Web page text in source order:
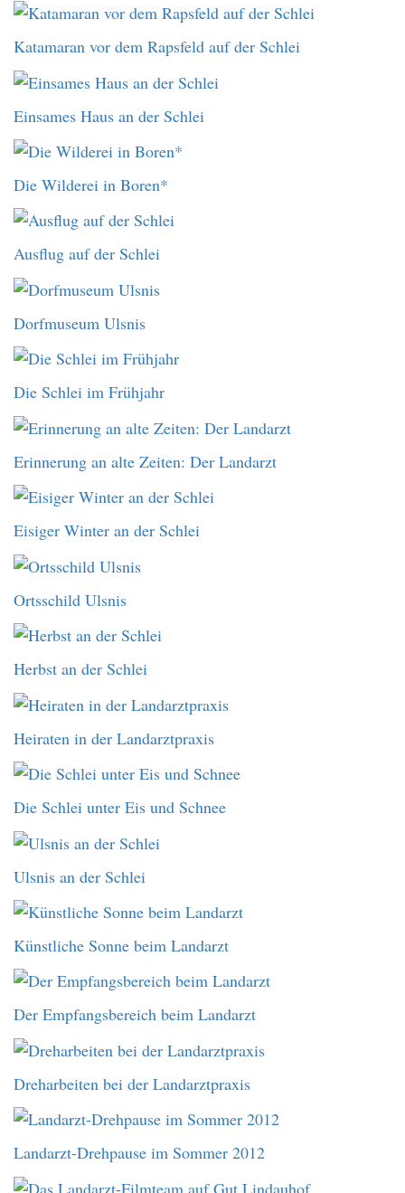
Katamaran vor dem Rapsfeld auf der Schlei
Einsames Haus an der Schlei
Die Wilderei in Boren*
Ausflug auf der Schlei
Dorfmuseum Ulsnis
Die Schlei im Frühjahr
Erinnerung an alte Zeiten: Der Landarzt
Eisiger Winter an der Schlei
Ortsschild Ulsnis
Herbst an der Schlei
Heiraten in der Landarztpraxis
Die Schlei unter Eis und Schnee
Ulsnis an der Schlei
Künstliche Sonne beim Landarzt
Der Empfangsbereich beim Landarzt
Dreharbeiten bei der Landarztpraxis
Landarzt-Drehpause im Sommer 2012